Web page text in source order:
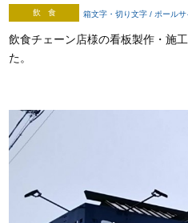
飲 食 箱文字・切り文字 / ポール
飲食チェーン店様の看板製作・施
た。